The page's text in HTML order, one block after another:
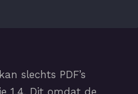
slechts PDF’s